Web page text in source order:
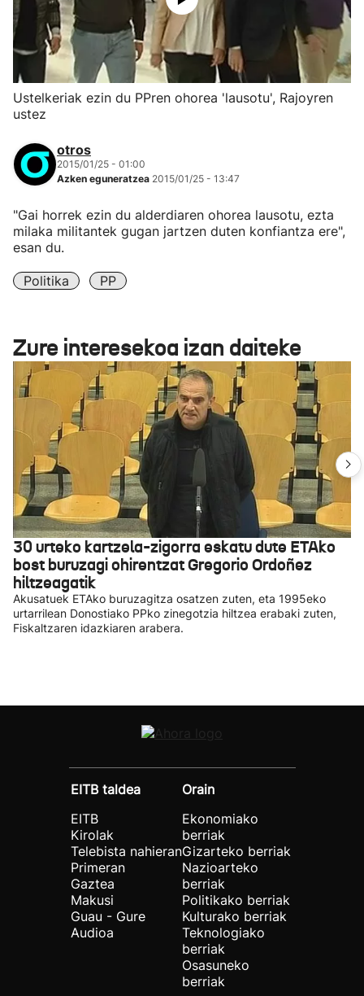
Ustelkeriak ezin du PPren ohorea 'lausotu', Rajoyren
ustez
otros
2015/01/25 - 01:00
Azken eguneratzea 2015/01/25 - 13:47
"Gai horrek ezin du alderdiaren ohorea lausotu, ezta
milaka militantek gugan jartzen duten konfiantza ere",
esan du.
Politika PP
Zure interesekoa izan daiteke
30 urteko kartzela-zigorra eskatu dute ETAko
bost buruzagi ohirentzat Gregorio Ordoñez
hiltzeagatik
Akusatuek ETAko buruzagitza osatzen zuten, eta 1995eko
urtarrilean Donostiako PPko zinegotzia hiltzea erabaki zuten,
Fiskaltzaren idazkiaren arabera.
EITB taldea
EITB
Kirolak
Telebista nahieran
Primeran
Gaztea
Makusi
Guau - Gure
Audioa
Orain
Ekonomiako
berriak
Gizarteko berriak
Nazioarteko
berriak
Politikako berriak
Kulturako berriak
Teknologiako
berriak
Osasuneko
berriak